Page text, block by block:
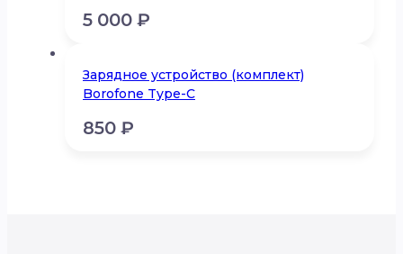
5 000 ₽
Зарядное устройство (комплект)
Borofone Type-C
850 ₽